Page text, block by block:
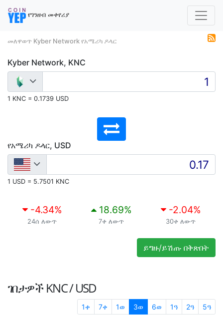
የገንዘብ መቀየሪያ
መለዋወጥ Kyber Network የአሜሪካ ዶላር
Kyber Network, KNC
1 KNC = 0.1739 USD
የአሜሪካ ዶላር, USD
1 USD = 5.7501 KNC
-4.34%
24ሰ ለውጥ
18.69%
7ቀ ለውጥ
-2.04%
30ቀ ለውጥ
ይግዙ/ይሽጡ በቅጽበት
ገበታዎችKNC / USD
1ቀ 7ቀ 1ወ 3ወ 6ወ 1ዓ 2ዓ 5ዓ